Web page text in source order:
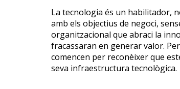
La tecnologia és un habilitador,
amb els objectius de negoci,
organitzacional que abraci la
fracassaran en generar valor.
comencen per reconèixer que
seva infraestructura tecnològica.